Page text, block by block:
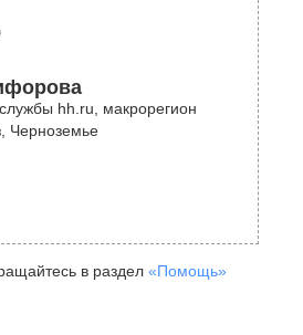
hh.ru, макрорегион
Черноземье
в раздел «Помощь»